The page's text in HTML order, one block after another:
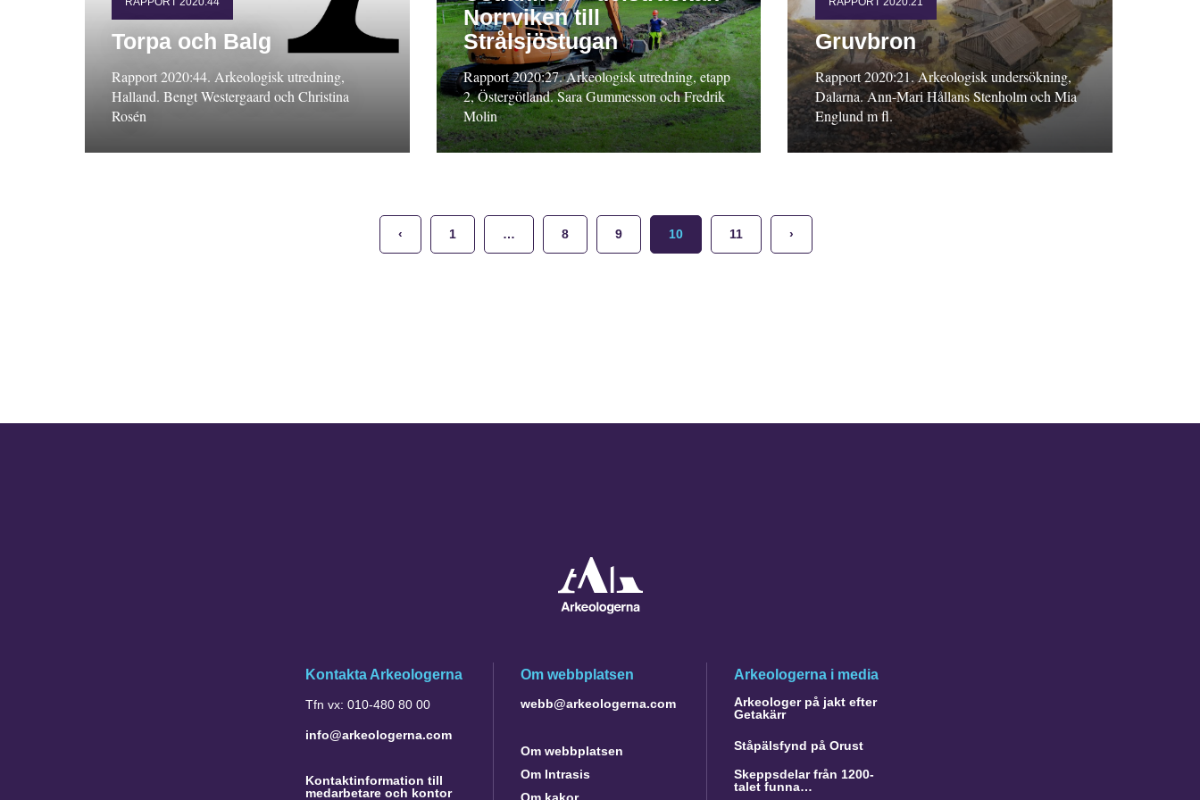
Torpa och Balg
Rapport 2020:44. Arkeologisk utredning,
Halland. Bengt Westergaard och Christina
Rosén
Norrviken till
Strålsjöstugan
Rapport 2020:27. Arkeologisk utredning, etapp
2, Östergötland. Sara Gummesson och Fredrik
Molin
Gruvbron
Rapport 2020:21. Arkeologisk undersökning,
Dalarna. Ann-Mari Hållans Stenholm och Mia
Englund m fl.
‹ 1 … 8 9 10 11 ›
Kontakta Arkeologerna
Tfn vx: 010-480 80 00
info@arkeologerna.com
Kontaktinformation till
medarbetare och kontor
Om webbplatsen
webb@arkeologerna.com
Om webbplatsen
Om Intrasis
Arkeologerna i media
Arkeologer på jakt efter
Getakärr
Ståpälsfynd på Orust
Skeppsdelar från 1200-
talet funna…